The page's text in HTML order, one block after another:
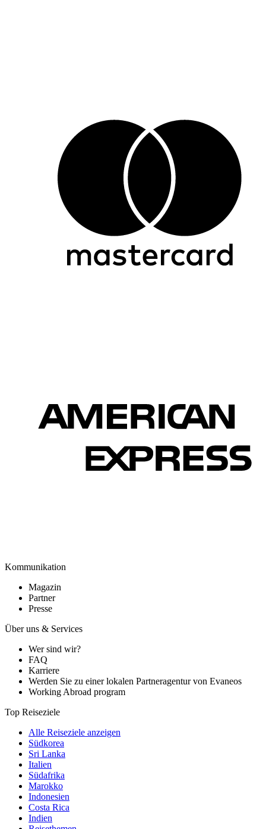
Kommunikation
Magazin
Partner
Presse
Über uns & Services
Wer sind wir?
FAQ
Karriere
Werden Sie zu einer lokalen Partneragentur von Evaneos
Working Abroad program
Top Reiseziele
Alle Reiseziele anzeigen
Südkorea
Sri Lanka
Italien
Südafrika
Marokko
Indonesien
Costa Rica
Indien